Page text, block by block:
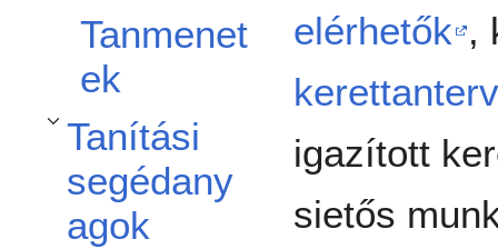
Tanmenet
ek
Tanítási
segédany
agok
A(z) Tanítási segédanyagok alszakasz kinyitása/becsukása
elérhetők ,
igazított
sietős